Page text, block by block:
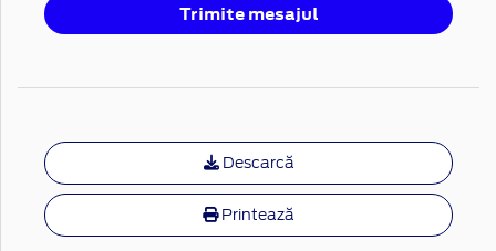
Trimite mesajul
Descarcă
Printează